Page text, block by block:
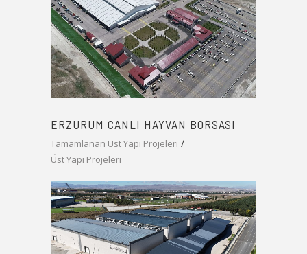
ERZURUM CANLI HAYVAN BORSASI
Tamamlanan Üst Yapı Projeleri
Üst Yapı Projeleri